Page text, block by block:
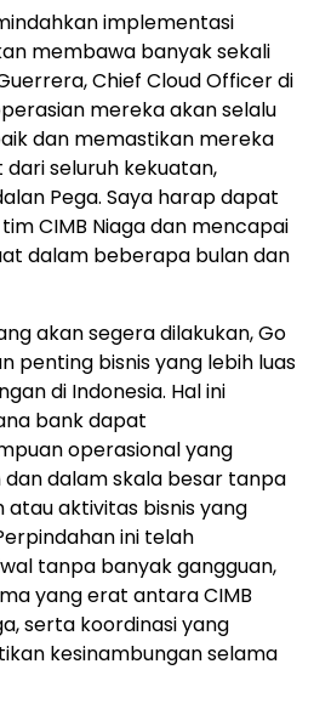
implementasi
membawa banyak sekali
Chief Cloud Officer di
mereka akan selalu
dan memastikan mereka
seluruh kekuatan,
Pega. Saya harap dapat
CIMB Niaga dan mencapai
dalam beberapa bulan dan
akan segera dilakukan, Go
penting bisnis yang lebih luas
di Indonesia. Hal ini
bank dapat
operasional yang
dalam skala besar tanpa
aktivitas bisnis yang
ini telah
tanpa banyak gangguan,
yang erat antara CIMB
serta koordinasi yang
kesinambungan selama